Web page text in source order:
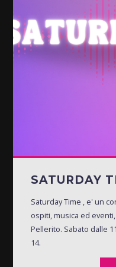
SATURDAY
Saturday Time , e' un
ospiti, musica ed
Pellerito. Sabato dalle
14.